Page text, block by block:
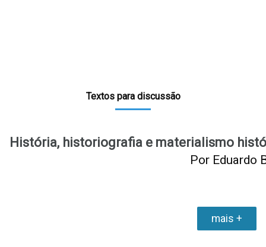
Textos para discussão
História, historiografia e materialismo
Por Eduardo
mais +